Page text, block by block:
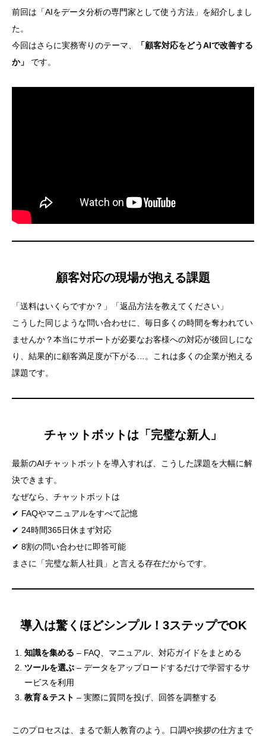
前回は「AIをデータ分析の専門家として使う方法」を紹介しまし
た。
今回はさらに実務寄りのテーマ、
「顧客対応をどうAIで改善する
か」
です。
顧客対応の現場が抱える課題
「送料はいくらですか？」「返品方法を教えてください」
こうした同じような問い合わせに、毎日多くの時間を奪われてい
ませんか？本当にサポートが必要なお客様への対応が後回しにな
り、結果的に顧客満足度が下がる…。これは多くの企業が抱える
課題です。
チャットボットは「完璧な新人」
最新のAIチャットボットを導入すれば、こうした課題を大幅に解
決できます。
なぜなら、チャットボットは
✔ FAQやマニュアルをすべて記憶
✔ 24時間365日休まず対応
✔ 8割の問い合わせに即答可能
まさに「完璧な新人社員」と言える存在だからです。
導入は驚くほどシンプル！3ステップでOK
知識を集める – FAQ、マニュアル、対応ガイドをまとめる
ツールを選ぶ – データをアップロードするだけで学習するサ
ービスを利用
教育＆テスト – 実際に質問を投げ、回答を調整する
このプロセスは、まるで新人教育のよう。口調や挨拶の仕方まで